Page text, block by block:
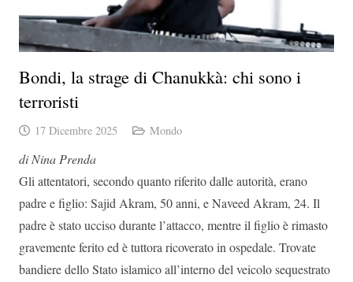
Bondi, la strage di Chanukkà: chi sono i
terroristi
17 Dicembre 2025 Mondo
di Nina Prenda
Gli attentatori, secondo quanto riferito dalle autorità, erano
padre e figlio: Sajid Akram, 50 anni, e Naveed Akram, 24. Il
padre è stato ucciso durante l’attacco, mentre il figlio è rimasto
gravemente ferito ed è tuttora ricoverato in ospedale. Trovate
bandiere dello Stato islamico all’interno del veicolo sequestrato